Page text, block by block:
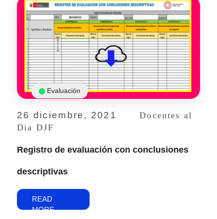
26 diciembre, 2021
Docentes al
Dia DJF
Evaluación
Registro de evaluación con conclusiones
descriptivas
READ
MORE